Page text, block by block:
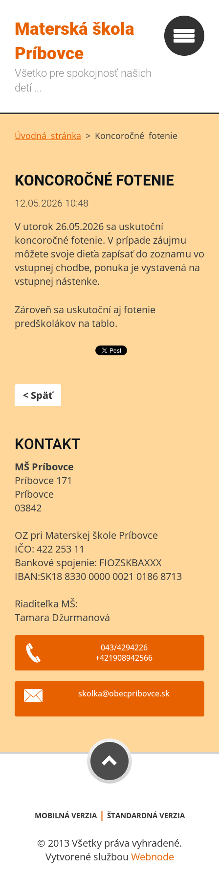
Materská škola
Príbovce
Všetko pre spokojnosť našich
detí ...
Úvodná stránka > Koncoročné fotenie
KONCOROČNÉ FOTENIE
12.05.2026 10:48
V utorok 26.05.2026 sa uskutoční
koncoročné fotenie. V prípade záujmu
môžete svoje dieťa zapísať do zoznamu vo
vstupnej chodbe, ponuka je vystavená na
vstupnej nástenke.
Zároveň sa uskutoční aj fotenie
predškolákov na tablo.
< Späť
KONTAKT
MŠ Príbovce
Príbovce 171
Príbovce
03842
OZ pri Materskej škole Príbovce
IČO: 422 253 11
Bankové spojenie: FIOZSKBAXXX
IBAN:SK18 8330 0000 0021 0186 8713
Riaditeľka MŠ:
Tamara Džurmanová
043/4294226
+421908942566
skolka@obecpribovce.sk
MOBILNÁ VERZIA | ŠTANDARDNÁ VERZIA
© 2013 Všetky práva vyhradené.
Vytvorené službou Webnode